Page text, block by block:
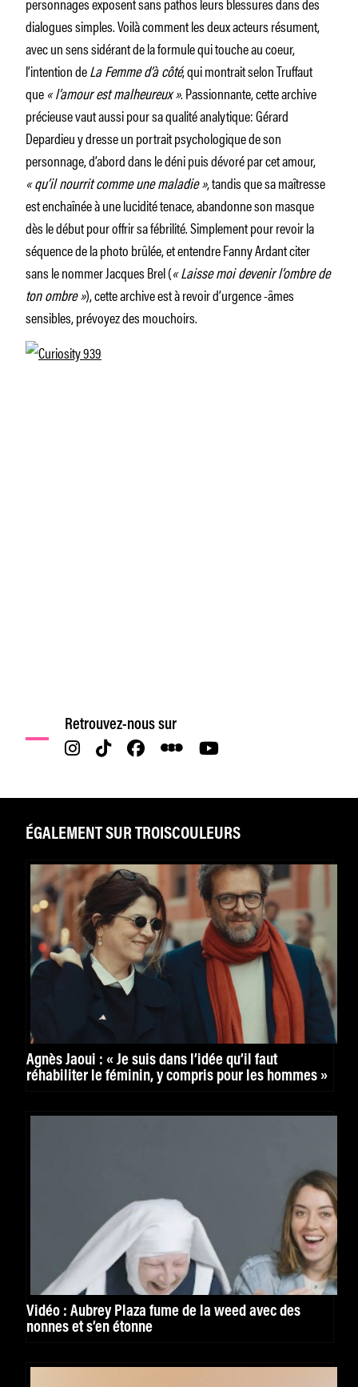
dialogues simples. Voilà comment les deux acteurs résument,
avec un sens sidérant de la formule qui touche au coeur,
l’intention deLa Femme d’à côté, qui montrait selon Truffaut
que« l’amour est malheureux ». Passionnante, cette archive
précieuse vaut aussi pour sa qualité analytique: Gérard
Depardieu y dresse un portrait psychologique de son
personnage, d’abord dans le déni puis dévoré par cet amour,
« qu’il nourrit comme une maladie », tandis que sa maîtresse
est enchaînée à une lucidité tenace, abandonne son masque
dès le début pour offrir sa fébrilité. Simplement pour revoir la
séquence de la photo brûlée, et entendre Fanny Ardant citer
sans le nommer Jacques Brel (« Laisse moi devenir l’ombre de
ton ombre »), cette archive est à revoir d’urgence -âmes
sensibles, prévoyez des mouchoirs.
Retrouvez-nous sur
ÉGALEMENT SUR TROISCOULEURS
Agnès Jaoui : « Je suis dans l’idée qu’il faut
réhabiliter le féminin, y compris pour les hommes »
Vidéo : Aubrey Plaza fume de la weed avec des
nonnes et s’en étonne